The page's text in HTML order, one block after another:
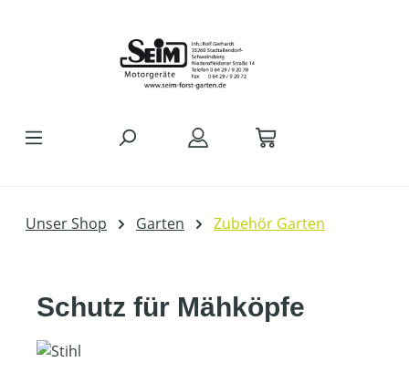
Unser Shop Garten Zubehör Garten
Schutz für Mähköpfe